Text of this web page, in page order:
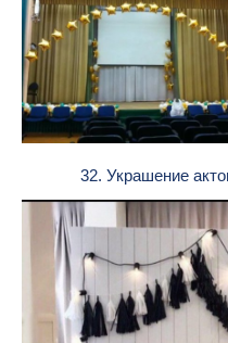
32. Украшение